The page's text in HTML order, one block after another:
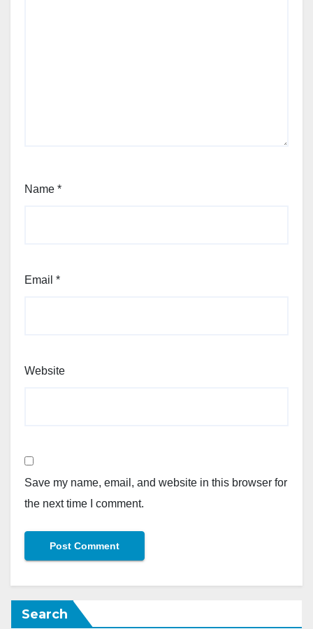
Name *
Email *
Website
Save my name, email, and website in this browser for
the next time I comment.
Search